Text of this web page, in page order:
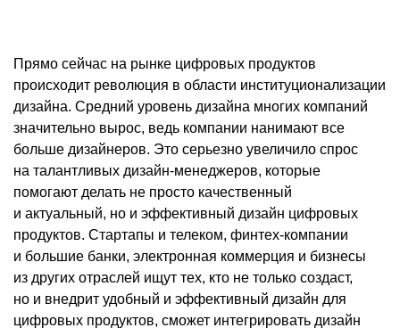
Прямо сейчас на рынке цифровых продуктов
происходит революция в области институционализации
дизайна. Средний уровень дизайна многих компаний
значительно вырос, ведь компании нанимают все
больше дизайнеров. Это серьезно увеличило спрос
на талантливых дизайн-менеджеров, которые
помогают делать не просто качественный
и актуальный, но и эффективный дизайн цифровых
продуктов. Стартапы и телеком, финтех-компании
и большие банки, электронная коммерция и бизнесы
из других отраслей ищут тех, кто не только создаст,
но и внедрит удобный и эффективный дизайн для
цифровых продуктов, сможет интегрировать дизайн